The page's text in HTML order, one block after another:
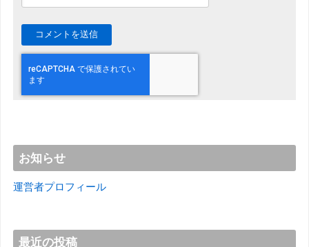
お知らせ
運営者プロフィール
最近の投稿